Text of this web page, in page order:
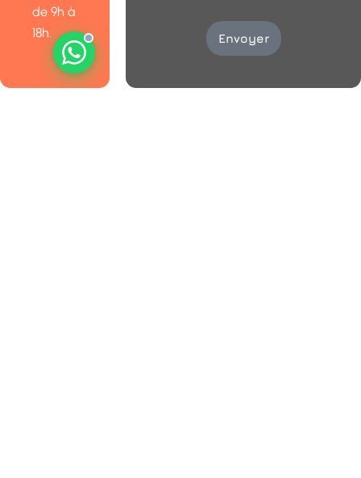
Envoyer
de 9h à
18h.